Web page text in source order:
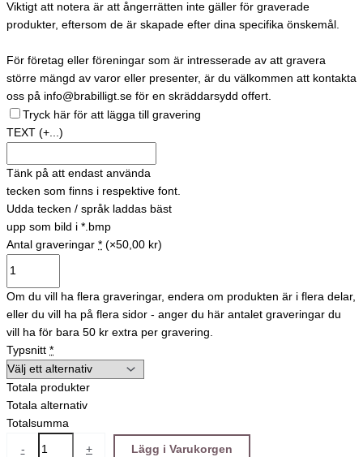
Viktigt att notera är att ångerrätten inte gäller för graverade
produkter, eftersom de är skapade efter dina specifika önskemål.
För företag eller föreningar som är intresserade av att gravera
större mängd av varor eller presenter, är du välkommen att kontakta
oss på info@brabilligt.se för en skräddarsydd offert.
Tryck här för att lägga till gravering
TEXT (+...)
Tänk på att endast använda
tecken som finns i respektive font.
Udda tecken / språk laddas bäst
upp som bild i *.bmp
Antal graveringar * (×50,00 kr)
Om du vill ha flera graveringar, endera om produkten är i flera delar,
eller du vill ha på flera sidor - anger du här antalet graveringar du
vill ha för bara 50 kr extra per gravering.
Typsnitt *
Totala produkter
Totala alternativ
Totalsumma
- + Lägg i Varukorgen